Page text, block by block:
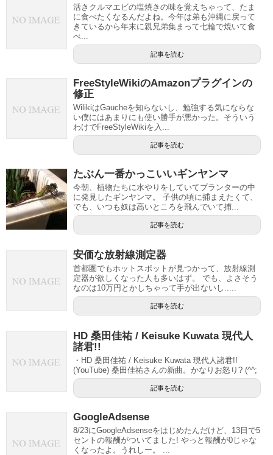
活きクルマエビの塩焼きの味を覚えちゃって、たま
に食べたくなるんだよね。今年は弟も沖縄に戻って
きているから年末に親兄弟集まって七輪で焼いて食
べ...
記事を読む
FreeStyleWikiのAmazonプラグインの
修正
WilikiはGaucheを知らないし、勉強する気にならな
い僕にはあまりにも使い勝手が悪かった。そういう
わけでFreeStyleWikiを入...
記事を読む
たぶん一番かっこいいギンヤンマ
今朝、植物たちに水やりをしていてプランターの中
に発見したギンヤンマ。 子供の頃に捕まえたくて、
でも、いつも奴は高いところを飛んでいて捕...
記事を読む
安価な放射線測定器
首都圏でもホットスポットが見つかって、放射線測
定器が欲しくなった人も多いはず。 でも、よさそう
なのは10万円とかしちゃって手が出ないし.....
記事を読む
HD 桑田佳祐 / Keisuke Kuwata 現代人
諸君!!
・HD 桑田佳祐 / Keisuke Kuwata 現代人諸君!!
(YouTube) 桑田佳祐さんの新曲。かなりお怒り? (^^;
記事を読む
GoogleAdsense
8/23にGoogleAdsenseをはじめたんだけど、13日で5
セントの報酬がついてました! やっと報酬が0じゃな
くなったよ。うれしー。 ...